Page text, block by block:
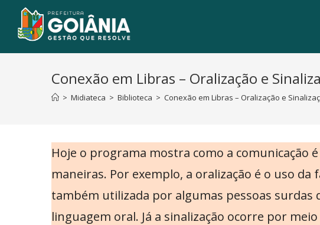
Conexão em Libras – Oralização e
> Midiateca > Biblioteca > Conexão em Libras – Oralização e
Hoje o programa mostra como a comunicação
maneiras. Por exemplo, a oralização é o uso
também utilizada por algumas pessoas surdas
linguagem oral. Já a sinalização ocorre por